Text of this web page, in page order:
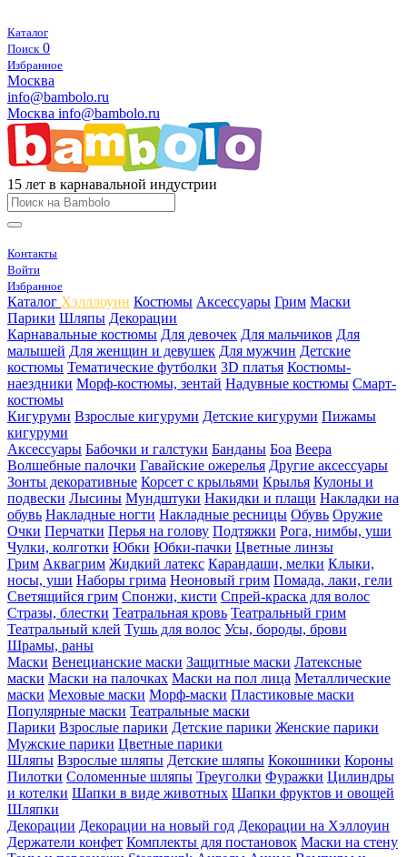
Каталог
Поиск 0
Избранное
Москва
info@bambolo.ru
Москва info@bambolo.ru
15 лет в карнавальной индустрии
Контакты
Войти
Избранное
Каталог Хэлллоуин Костюмы Аксессуары Грим Маски
Парики Шляпы Декорации
Карнавальные костюмы Для девочек Для мальчиков Для
малышей Для женщин и девушек Для мужчин Детские
костюмы Тематические футболки 3D платья Костюмы-
наездники Морф-костюмы, зентай Надувные костюмы Смарт-
костюмы
Кигуруми Взрослые кигуруми Детские кигуруми Пижамы
кигуруми
Аксессуары Бабочки и галстуки Банданы Боа Веера
Волшебные палочки Гавайские ожерелья Другие аксессуары
Зонты декоративные Корсет с крыльями Крылья Кулоны и
подвески Лысины Мундштуки Накидки и плащи Накладки на
обувь Накладные ногти Накладные ресницы Обувь Оружие
Очки Перчатки Перья на голову Подтяжки Рога, нимбы, уши
Чулки, колготки Юбки Юбки-пачки Цветные линзы
Грим Аквагрим Жидкий латекс Карандаши, мелки Клыки,
носы, уши Наборы грима Неоновый грим Помада, лаки, гели
Светящийся грим Спонжи, кисти Спрей-краска для волос
Стразы, блестки Театральная кровь Театральный грим
Театральный клей Тушь для волос Усы, бороды, брови
Шрамы, раны
Маски Венецианские маски Защитные маски Латексные
маски Маски на палочках Маски на пол лица Металлические
маски Меховые маски Морф-маски Пластиковые маски
Популярные маски Театральные маски
Парики Взрослые парики Детские парики Женские парики
Мужские парики Цветные парики
Шляпы Взрослые шляпы Детские шляпы Кокошники Короны
Пилотки Соломенные шляпы Треуголки Фуражки Цилиндры
и котелки Шапки в виде животных Шапки фруктов и овощей
Шляпки
Декорации Декорации на новый год Декорации на Хэллоуин
Держатели конфет Комплекты для постановок Маски на стену